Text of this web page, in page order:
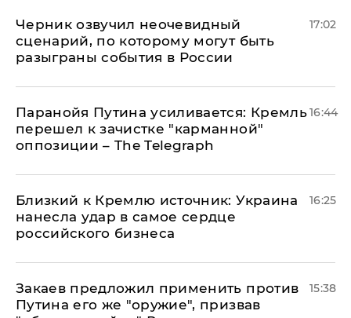
Черник озвучил неочевидный
сценарий, по которому могут быть
разыграны события в России
17:02
Паранойя Путина усиливается: Кремль
перешел к зачистке "карманной"
оппозиции – The Telegraph
16:44
Близкий к Кремлю источник: Украина
нанесла удар в самое сердце
российского бизнеса
16:25
Закаев предложил применить против
Путина его же "оружие", призвав
15:38